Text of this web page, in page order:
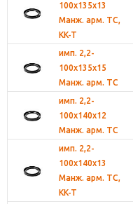
100х135х13
Манж. арм. TC,
KK-T
имп. 2,2-
100х135х15
Манж. арм. TC
имп. 2,2-
100х140х12
Манж. арм. TC
имп. 2,2-
100х140х13
Манж. арм. TC,
KK-T